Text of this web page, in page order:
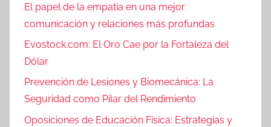
El papel de la empatía en una mejor
comunicación y relaciones más profundas
Evostock.com: El Oro Cae por la Fortaleza del
Dólar
Prevención de Lesiones y Biomecánica: La
Seguridad como Pilar del Rendimiento
Oposiciones de Educación Física: Estrategias y